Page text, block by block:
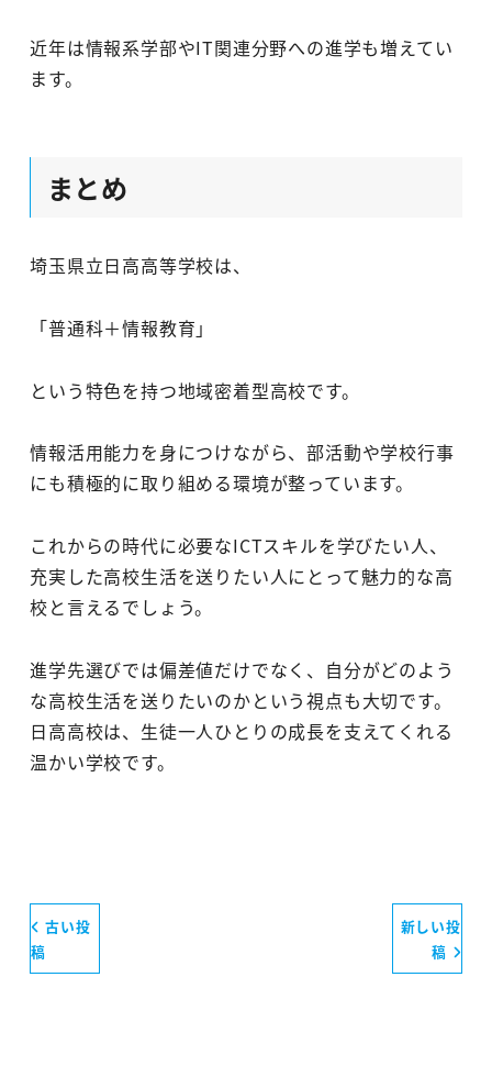
近年は情報系学部やIT関連分野への進学も増えてい
ます。
まとめ
埼玉県立日高高等学校は、
「普通科＋情報教育」
という特色を持つ地域密着型高校です。
情報活用能力を身につけながら、部活動や学校行事
にも積極的に取り組める環境が整っています。
これからの時代に必要なICTスキルを学びたい人、
充実した高校生活を送りたい人にとって魅力的な高
校と言えるでしょう。
進学先選びでは偏差値だけでなく、自分がどのよう
な高校生活を送りたいのかという視点も大切です。
日高高校は、生徒一人ひとりの成長を支えてくれる
温かい学校です。
古い投
稿
新しい投
稿